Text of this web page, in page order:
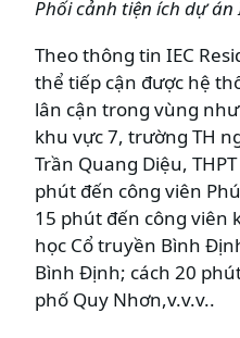
Phối cảnh tiện ích dự án
Theo thông tin IEC
thể tiếp cận được hệ
lân cận trong vùng
khu vực 7, trường TH
Trần Quang Diệu,
phút đến công viên
15 phút đến công viên
học Cổ truyền Bình
Bình Định; cách 20
phố Quy Nhơn,v.v.v..